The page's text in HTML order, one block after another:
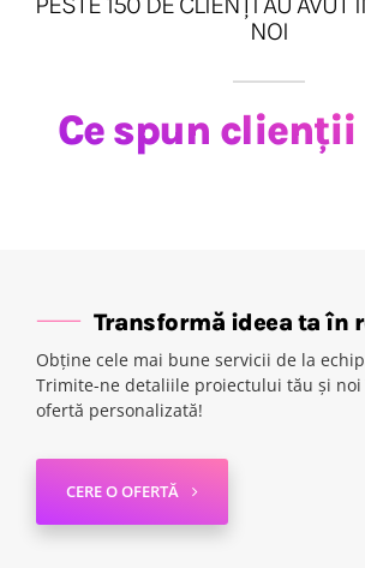
NOI
Ce spun
Transformă ideea ta în
Obține cele mai bune servicii de la
Trimite-ne detaliile proiectului tău și
ofertă personalizată!
CERE O OFERTĂ